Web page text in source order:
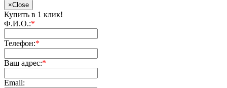
×Close
Купить в 1 клик!
Ф.И.О.:*
Телефон:*
Ваш адрес:*
Email: